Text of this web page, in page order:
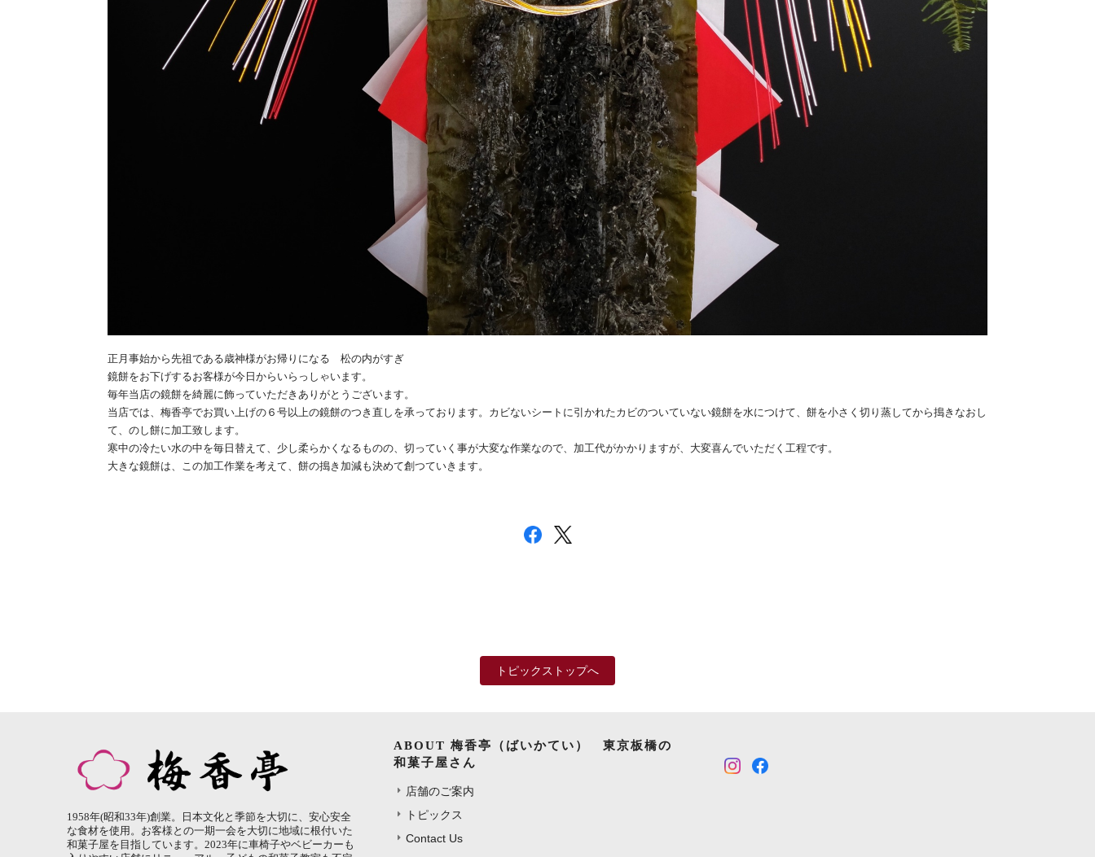
正月事始から先祖である歳神様がお帰りになる 松の内がすぎ
鏡餅をお下げするお客様が今日からいらっしゃいます。
毎年当店の鏡餅を綺麗に飾っていただきありがとうございます。
当店では、梅香亭でお買い上げの６号以上の鏡餅のつき直しを承っております。カビないシートに引かれたカビのついていない鏡餅を水につけて、餅を小さく切り蒸してから搗きなおし
て、のし餅に加工致します。
寒中の冷たい水の中を毎日替えて、少し柔らかくなるものの、切っていく事が大変な作業なので、加工代がかかりますが、大変喜んでいただく工程です。
大きな鏡餅は、この加工作業を考えて、餅の搗き加減も決めて創つていきます。
トピックストップへ
1958年(昭和33年)創業。日本文化と季節を大切に、安心安全
な食材を使用。お客様との一期一会を大切に地域に根付いた
和菓子屋を目指しています。2023年に車椅子やベビーカーも
ABOUT 梅香亭（ばいかてい） 東京板橋の
和菓子屋さん
店舗のご案内
トピックス
Contact Us